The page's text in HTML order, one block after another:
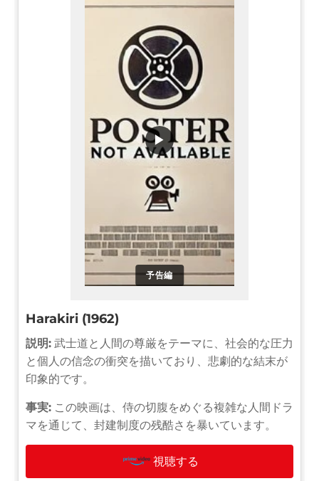
予告編
▶
Harakiri (1962)
説明: 武士道と人間の尊厳をテーマに、社会的な圧力
と個人の信念の衝突を描いており、悲劇的な結末が
印象的です。
事実: この映画は、侍の切腹をめぐる複雑な人間ドラ
マを通じて、封建制度の残酷さを暴いています。
視聴する